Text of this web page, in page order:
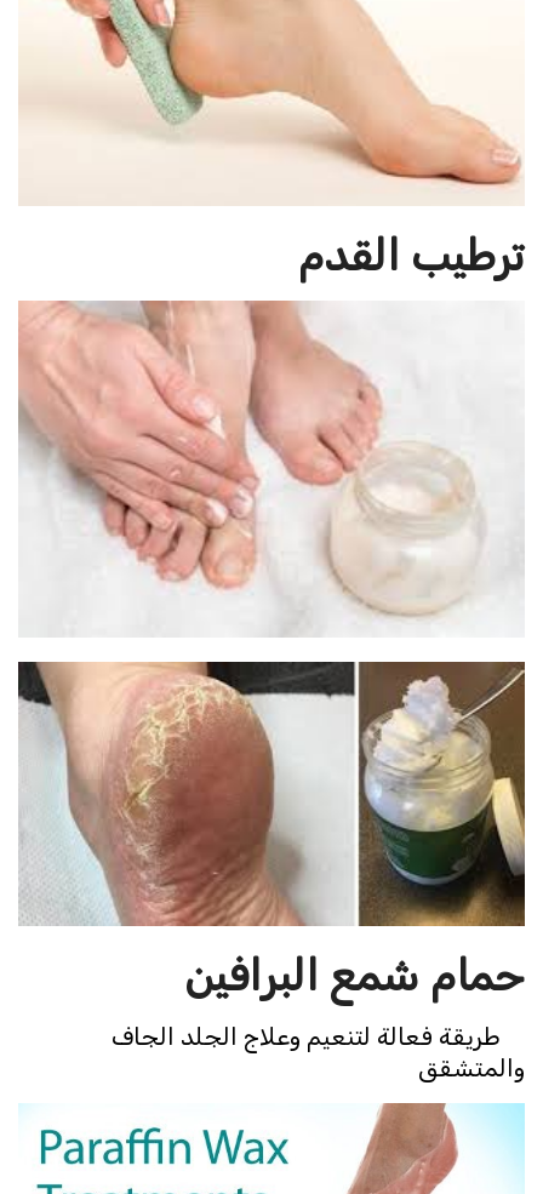
ترطيب القدم
حمام شمع البرافين
طريقة فعالة لتنعيم وعلاج الجلد الجاف
والمتشقق